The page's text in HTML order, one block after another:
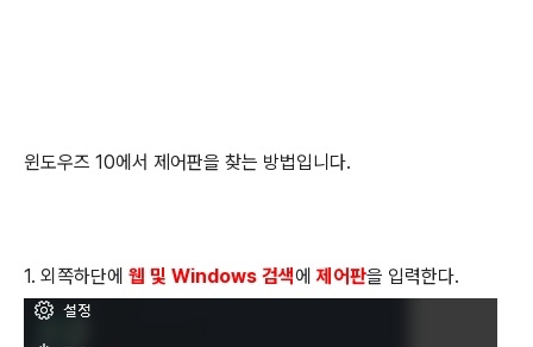
윈도우즈 10에서 제어판을 찾는 방법입니다.
1. 외쪽하단에 웹 및 Windows 검색에제어판을 입력한다.